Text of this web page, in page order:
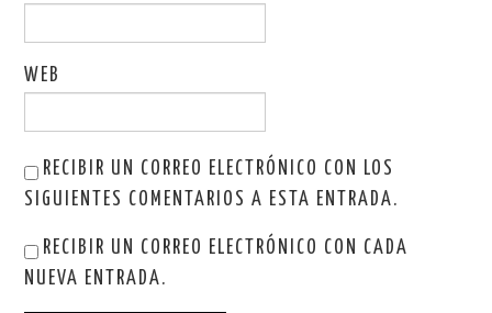
WEB
RECIBIR UN CORREO ELECTRÓNICO CON LOS
SIGUIENTES COMENTARIOS A ESTA ENTRADA.
RECIBIR UN CORREO ELECTRÓNICO CON CADA
NUEVA ENTRADA.